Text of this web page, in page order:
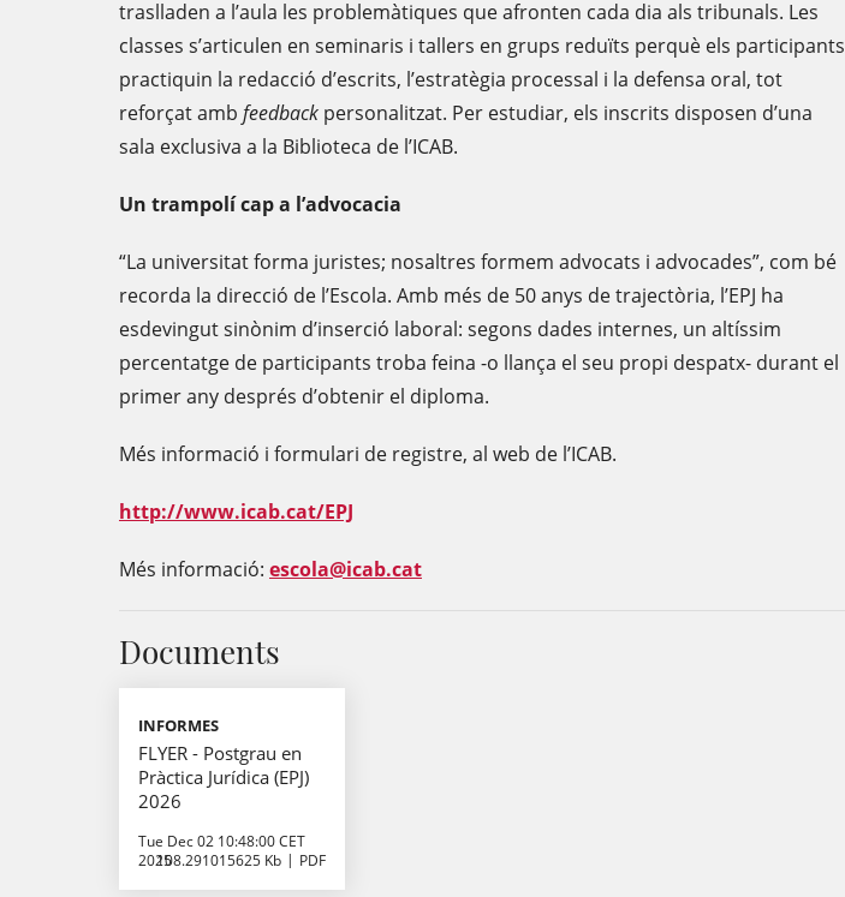
traslladen a l’aula les problemàtiques que afronten cada dia als tribunals. Les
classes s’articulen en seminaris i tallers en grups reduïts perquè els participants
practiquin la redacció d’escrits, l’estratègia processal i la defensa oral, tot
reforçat amb feedback personalitzat. Per estudiar, els inscrits disposen d’una
sala exclusiva a la Biblioteca de l’ICAB.
Un trampolí cap a l’advocacia
“La universitat forma juristes; nosaltres formem advocats i advocades”, com bé
recorda la direcció de l’Escola. Amb més de 50 anys de trajectòria, l’EPJ ha
esdevingut sinònim d’inserció laboral: segons dades internes, un altíssim
percentatge de participants troba feina -o llança el seu propi despatx- durant el
primer any després d’obtenir el diploma.
Més informació i formulari de registre, al web de l’ICAB.
http://www.icab.cat/EPJ
Més informació: escola@icab.cat
Documents
INFORMES
FLYER - Postgrau en
Pràctica Jurídica (EPJ)
2026
Tue Dec 02 10:48:00 CET
2025108.291015625 Kb PDF